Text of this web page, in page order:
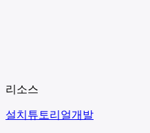
리소스
설치 튜토리얼개발